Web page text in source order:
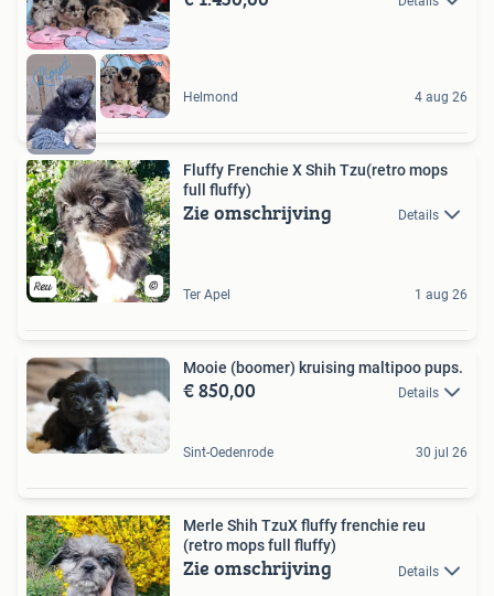
Helmond 4 aug 26
Fluffy Frenchie X Shih Tzu(retro mops
full fluffy)
Zie omschrijving Details
Ter Apel 1 aug 26
Mooie (boomer) kruising maltipoo pups.
€ 850,00 Details
Sint-Oedenrode 30 jul 26
Merle Shih TzuX fluffy frenchie reu
(retro mops full fluffy)
Zie omschrijving Details